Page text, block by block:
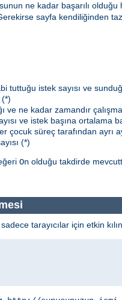
ne kadar başarılı
sayfa kendiliğinden
istek sayısı ve
(*)
ve ne kadar zamandır
ve istek başına ortalama
süreç tarafından ayrı
(*)
On olduğu takdirde
tarayıcılar için etkin